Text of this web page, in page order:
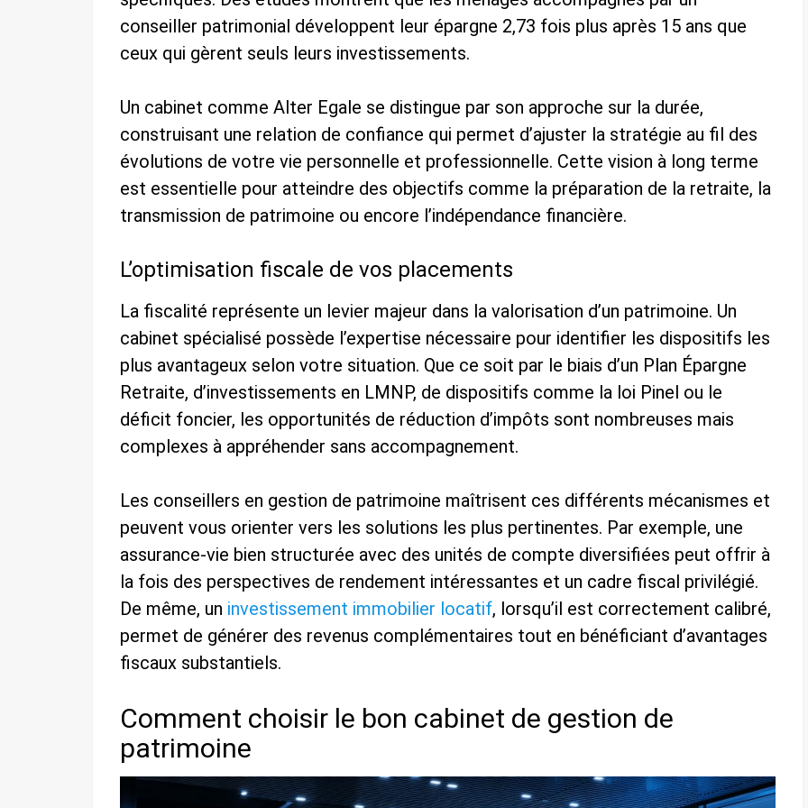
conseiller patrimonial développent leur épargne 2,73 fois plus après 15 ans que
ceux qui gèrent seuls leurs investissements.
Un cabinet comme Alter Egale se distingue par son approche sur la durée,
construisant une relation de confiance qui permet d’ajuster la stratégie au fil des
évolutions de votre vie personnelle et professionnelle. Cette vision à long terme
est essentielle pour atteindre des objectifs comme la préparation de la retraite, la
transmission de patrimoine ou encore l’indépendance financière.
L’optimisation fiscale de vos placements
La fiscalité représente un levier majeur dans la valorisation d’un patrimoine. Un
cabinet spécialisé possède l’expertise nécessaire pour identifier les dispositifs les
plus avantageux selon votre situation. Que ce soit par le biais d’un Plan Épargne
Retraite, d’investissements en LMNP, de dispositifs comme la loi Pinel ou le
déficit foncier, les opportunités de réduction d’impôts sont nombreuses mais
complexes à appréhender sans accompagnement.
Les conseillers en gestion de patrimoine maîtrisent ces différents mécanismes et
peuvent vous orienter vers les solutions les plus pertinentes. Par exemple, une
assurance-vie bien structurée avec des unités de compte diversifiées peut offrir à
la fois des perspectives de rendement intéressantes et un cadre fiscal privilégié.
De même, un investissement immobilier locatif, lorsqu’il est correctement calibré,
permet de générer des revenus complémentaires tout en bénéficiant d’avantages
fiscaux substantiels.
Comment choisir le bon cabinet de gestion de
patrimoine